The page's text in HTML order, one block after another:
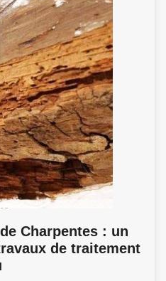
Charpentes : un
de traitement